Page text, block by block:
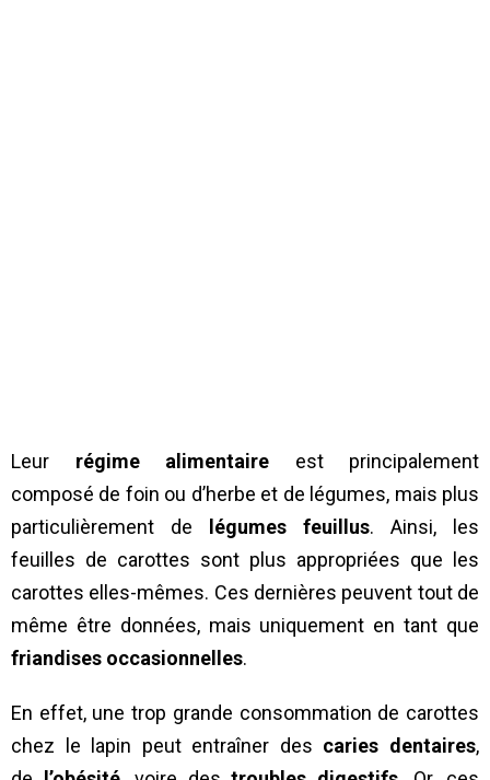
Leur régime alimentaire est principalement
composé de foin ou d’herbe et de légumes, mais plus
particulièrement de
légumes feuillus. Ainsi, les
feuilles de carottes sont plus appropriées que les
carottes elles-mêmes. Ces dernières peuvent tout de
même être données, mais uniquement en tant que
friandises occasionnelles.
En effet, une trop grande consommation de carottes
chez le lapin peut entraîner des caries dentaires,